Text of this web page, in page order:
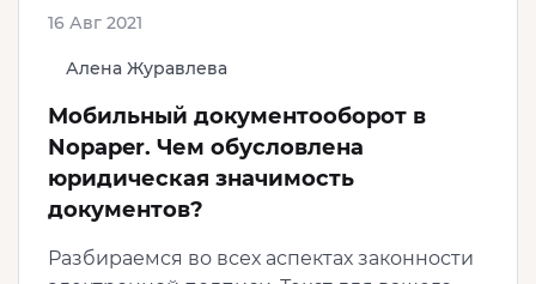
Алена Журавлева
16 Авг 2021
Мобильный документооборот в
Nopaper. Чем обусловлена
юридическая значимость
документов?
Разбираемся во всех аспектах законности